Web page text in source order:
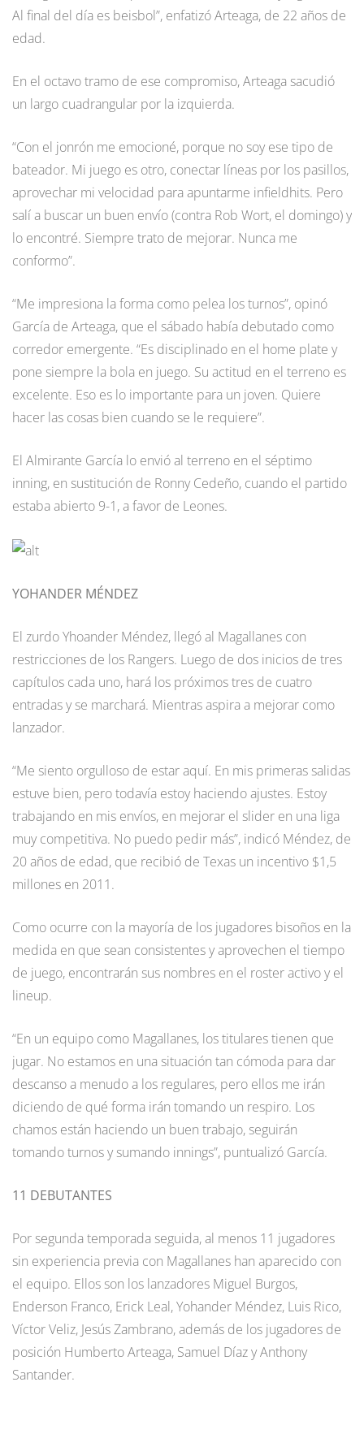
Al final del día es beisbol”, enfatizó Arteaga, de 22 años de
edad.
En el octavo tramo de ese compromiso, Arteaga sacudió
un largo cuadrangular por la izquierda.
“Con el jonrón me emocioné, porque no soy ese tipo de
bateador. Mi juego es otro, conectar líneas por los pasillos,
aprovechar mi velocidad para apuntarme infieldhits. Pero
salí a buscar un buen envío (contra Rob Wort, el domingo) y
lo encontré. Siempre trato de mejorar. Nunca me
conformo”.
“Me impresiona la forma como pelea los turnos”, opinó
García de Arteaga, que el sábado había debutado como
corredor emergente. “Es disciplinado en el home plate y
pone siempre la bola en juego. Su actitud en el terreno es
excelente. Eso es lo importante para un joven. Quiere
hacer las cosas bien cuando se le requiere”.
El Almirante García lo envió al terreno en el séptimo
inning, en sustitución de Ronny Cedeño, cuando el partido
estaba abierto 9-1, a favor de Leones.
YOHANDER MÉNDEZ
El zurdo Yhoander Méndez, llegó al Magallanes con
restricciones de los Rangers. Luego de dos inicios de tres
capítulos cada uno, hará los próximos tres de cuatro
entradas y se marchará. Mientras aspira a mejorar como
lanzador.
“Me siento orgulloso de estar aquí. En mis primeras salidas
estuve bien, pero todavía estoy haciendo ajustes. Estoy
trabajando en mis envíos, en mejorar el slider en una liga
muy competitiva. No puedo pedir más”, indicó Méndez, de
20 años de edad, que recibió de Texas un incentivo $1,5
millones en 2011.
Como ocurre con la mayoría de los jugadores bisoños en la
medida en que sean consistentes y aprovechen el tiempo
de juego, encontrarán sus nombres en el roster activo y el
lineup.
“En un equipo como Magallanes, los titulares tienen que
jugar. No estamos en una situación tan cómoda para dar
descanso a menudo a los regulares, pero ellos me irán
diciendo de qué forma irán tomando un respiro. Los
chamos están haciendo un buen trabajo, seguirán
tomando turnos y sumando innings”, puntualizó García.
11 DEBUTANTES
Por segunda temporada seguida, al menos 11 jugadores
sin experiencia previa con Magallanes han aparecido con
el equipo. Ellos son los lanzadores Miguel Burgos,
Enderson Franco, Erick Leal, Yohander Méndez, Luis Rico,
Víctor Veliz, Jesús Zambrano, además de los jugadores de
posición Humberto Arteaga, Samuel Díaz y Anthony
Santander.